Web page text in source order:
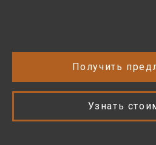
Получить
Узнать